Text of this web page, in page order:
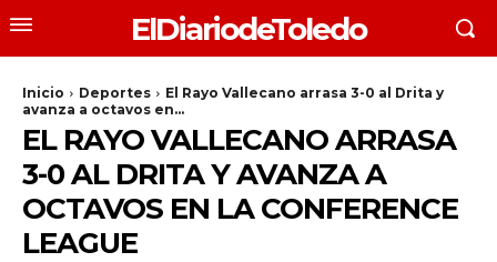
ElDiariodeToledo
Inicio Deportes
El Rayo Vallecano arrasa 3-0 al Drita y
avanza a octavos en...
EL RAYO VALLECANO ARRASA
3-0 AL DRITA Y AVANZA A
OCTAVOS EN LA CONFERENCE
LEAGUE